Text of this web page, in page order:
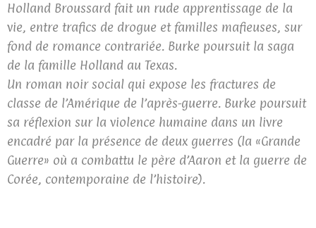
Holland Broussard fait un rude apprentissage de la
vie, entre trafics de drogue et familles mafieuses, sur
fond de romance contrariée. Burke poursuit la saga
de la famille Holland au Texas.
Un roman noir social qui expose les fractures de
classe de l’Amérique de l’après-guerre. Burke poursuit
sa réflexion sur la violence humaine dans un livre
encadré par la présence de deux guerres (la «Grande
Guerre» où a combattu le père d’Aaron et la guerre de
Corée, contemporaine de l’histoire).